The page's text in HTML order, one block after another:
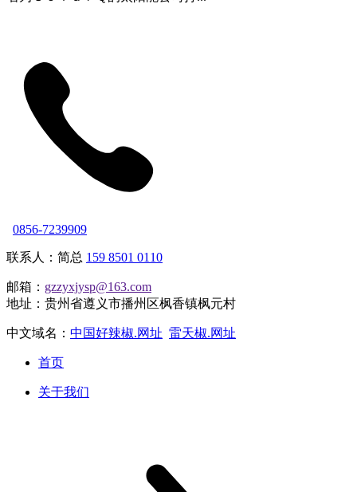
0856-7239909
联系人：简总 159 8501 0110
邮箱： gzzyxjysp@163.com
地址：贵州省遵义市播州区枫香镇枫元村
中文域名： 中国好辣椒.网址 雷天椒.网址
首页
关于我们